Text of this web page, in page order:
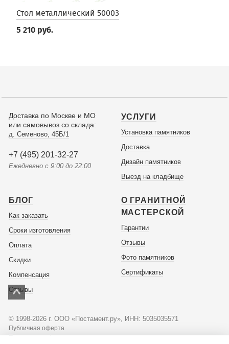
Стол металлический 50003
5 210 руб.
Доставка по Москве и МО
или самовывоз со склада:
д. Семеново, 45Б/1
+7 (495) 201-32-27
Ежедневно с 9:00 до 22:00
УСЛУГИ
Установка памятников
Доставка
Дизайн памятников
Выезд на кладбище
БЛОГ
Как заказать
Сроки изготовления
Оплата
Скидки
Компенсация
Отзывы
О ГРАНИТНОЙ
МАСТЕРСКОЙ
Гарантии
Отзывы
Фото памятников
Сертификаты
© 1998-2026 г. ООО «Постамент.ру», ИНН: 5035035571
Публичная оферта
Политика конфиденциальности